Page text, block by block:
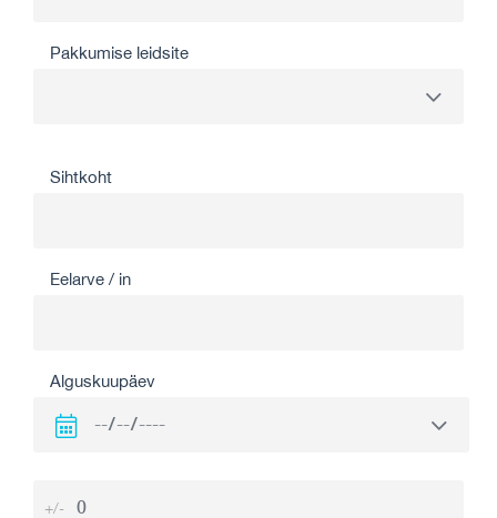
Pakkumise leidsite
Sihtkoht
Eelarve / in
Alguskuupäev
+/-